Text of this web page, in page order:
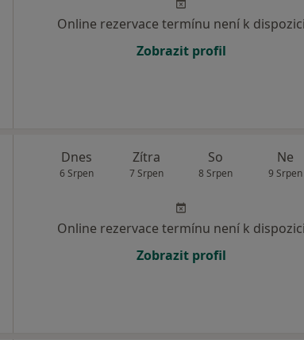
Online rezervace termínu není k dispozici
Zobrazit profil
Dnes
6 Srpen
Zítra
7 Srpen
So
8 Srpen
Ne
9 Srpen
Online rezervace termínu není k dispozici
Zobrazit profil